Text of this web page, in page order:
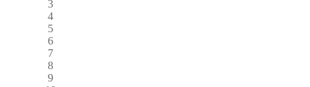
3
4
5
6
7
8
9